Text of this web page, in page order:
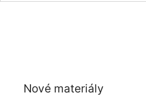
Nové materiály